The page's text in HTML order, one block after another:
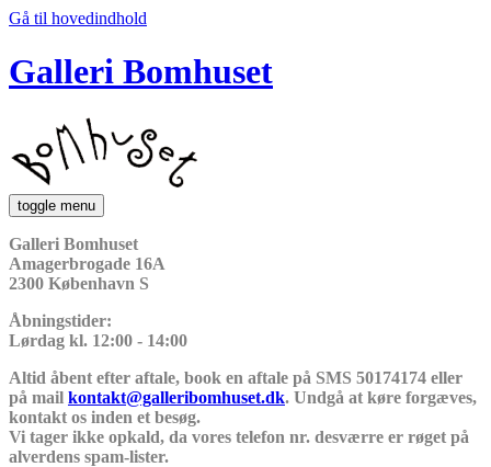
Gå til hovedindhold
Galleri Bomhuset
toggle menu
Galleri Bomhuset
Amagerbrogade 16A
2300 København S
Åbningstider:
Lørdag kl. 12:00 - 14:00
Altid åbent efter aftale, book en aftale på SMS 50174174 eller
på mail kontakt@galleribomhuset.dk. Undgå at køre forgæves,
kontakt os inden et besøg.
Vi tager ikke opkald, da vores telefon nr. desværre er røget på
alverdens spam-lister.